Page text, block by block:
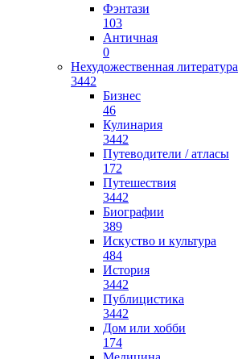
Фэнтази
103
Античная
0
Нехудожественная литература
3442
Бизнес
46
Кулинария
3442
Путеводители / атласы
172
Путешествия
3442
Биографии
389
Искуство и культура
484
История
3442
Публицистика
3442
Дом или хобби
174